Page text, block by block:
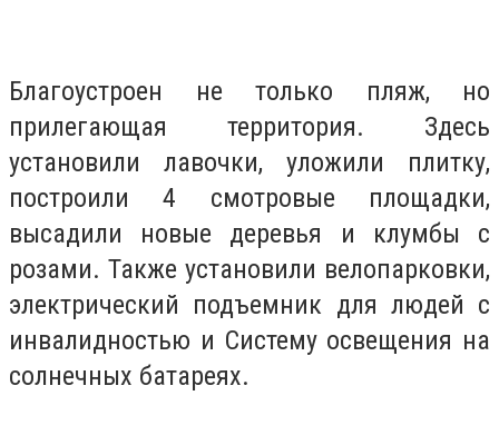
Благоустроен не только пляж, но
прилегающая территория. Здесь
установили лавочки, уложили плитку,
построили 4 смотровые площадки,
высадили новые деревья и клумбы с
розами. Также установили велопарковки,
электрический подъемник для людей с
инвалидностью и Систему освещения на
солнечных батареях.